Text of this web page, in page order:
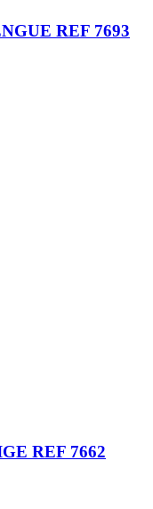
REF 7693
REF 7662